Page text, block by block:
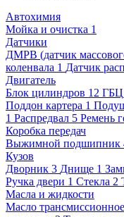
Автохимия
Мойка и очистка 1
Датчики
ДМРВ (датчик
коленвала 1 Датчик
Двигатель
Блок цилиндров 12 ГБЦ
Поддон картера 1
1 Распредвал 5 Ремень
Коробка передач
Выжимной подшипник
Кузов
Дворник 3 Днище 1
Ручка двери 1 Стекла 2
Масла и жидкости
Масло трансмиссионное